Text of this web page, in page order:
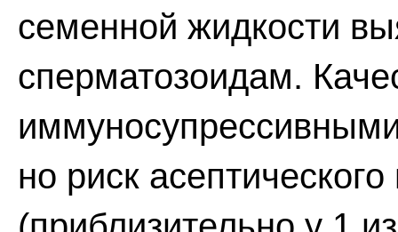
семенной жидкости
сперматозоидам.
но риск